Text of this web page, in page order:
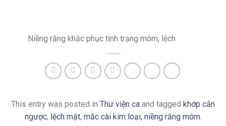
Niềng răng khắc phục tình trạng móm, lệch
This entry was posted in Thư viện ca and tagged khớp cắn
ngược, lệch mặt, mắc cài kim loại, niềng răng móm.